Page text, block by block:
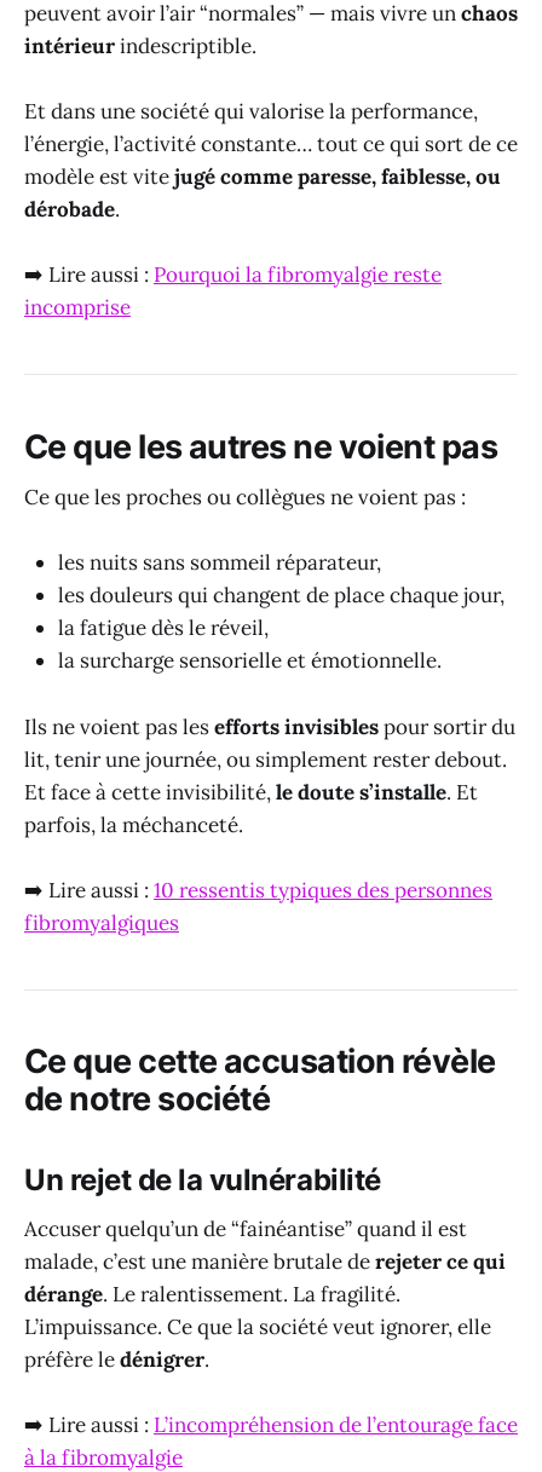
peuvent avoir l’air “normales” — mais vivre unchaos
intérieurindescriptible.
Et dans une société qui valorise la performance,
l’énergie, l’activité constante… tout ce qui sort de ce
modèle est vitejugé comme paresse, faiblesse, ou
dérobade.
➡️ Lire aussi : Pourquoi la fibromyalgie reste
incomprise
Ce que les autres ne voient pas
Ce que les proches ou collègues ne voient pas :
les nuits sans sommeil réparateur,
les douleurs qui changent de place chaque jour,
la fatigue dès le réveil,
la surcharge sensorielle et émotionnelle.
Ils ne voient pas lesefforts invisiblespour sortir du
lit, tenir une journée, ou simplement rester debout.
Et face à cette invisibilité,le doute s’installe. Et
parfois, la méchanceté.
➡️ Lire aussi : 10 ressentis typiques des personnes
fibromyalgiques
Ce que cette accusation révèle
de notre société
Un rejet de la vulnérabilité
Accuser quelqu’un de “fainéantise” quand il est
malade, c’est une manière brutale derejeter ce qui
dérange. Le ralentissement. La fragilité.
L’impuissance. Ce que la société veut ignorer, elle
préfère ledénigrer.
➡️ Lire aussi : L’incompréhension de l’entourage face
à la fibromyalgie